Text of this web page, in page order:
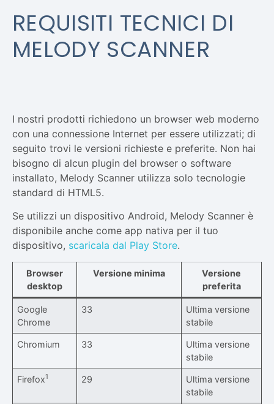
REQUISITI TECNICI DI
MELODY SCANNER
I nostri prodotti richiedono un browser web moderno
con una connessione Internet per essere utilizzati; di
seguito trovi le versioni richieste e preferite. Non hai
bisogno di alcun plugin del browser o software
installato, Melody Scanner utilizza solo tecnologie
standard di HTML5.
Se utilizzi un dispositivo Android, Melody Scanner è
disponibile anche come app nativa per il tuo
dispositivo, scaricala dal Play Store.
Browser
desktop
Versione minima
Versione
preferita
Google
Chrome
33
Ultima versione
stabile
Chromium 33
Ultima versione
stabile
Firefox1 29
Ultima versione
stabile